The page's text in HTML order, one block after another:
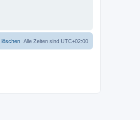
Alle Zeiten sind UTC+02:00
löschen